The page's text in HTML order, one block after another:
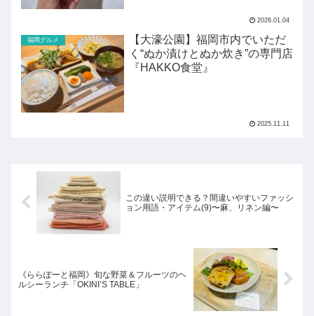
2026.01.04
福岡グルメ
【大濠公園】福岡市内でいただ
く“ぬか漬けとぬか炊き”の専門店
『HAKKO食堂』
2025.11.11
この違い説明できる？間違いやすいファッシ
ョン用語・アイテム(9)〜麻、リネン編〜
《ららぽーと福岡》旬な野菜＆フルーツのヘ
ルシーランチ「OKINI’S TABLE」